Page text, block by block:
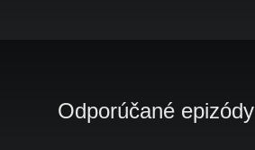
Odporúčané epizódy